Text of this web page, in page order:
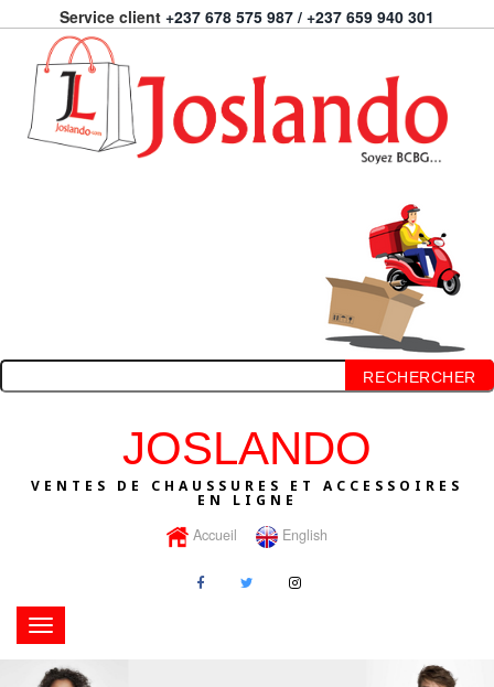
Service client +237 678 575 987 / +237 659 940 301
RECHERCHER
JOSLANDO
VENTES DE CHAUSSURES ET ACCESSOIRES
EN LIGNE
Accueil English
Toggle
navigation